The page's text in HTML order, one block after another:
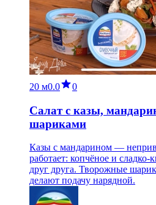
20 м0.0 0
Салат с казы,
шариками
Казы с мандарином —
работает: копчёное и
друг друга. Творожные
делают подачу нарядной.